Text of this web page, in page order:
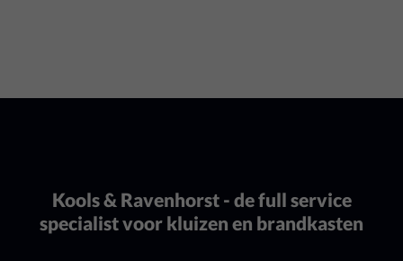
Kools & Ravenhorst - de full service
specialist voor kluizen en brandkasten